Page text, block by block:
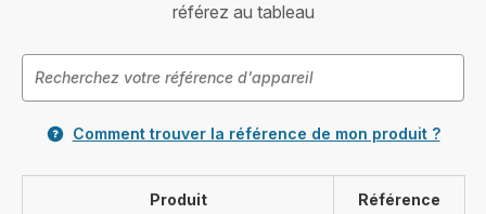
référez au tableau
Comment trouver la référence de mon produit ?
Produit Référence